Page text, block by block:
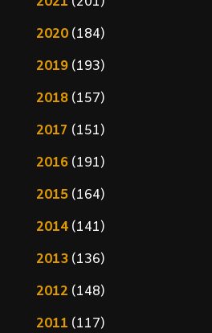
2020(184)
2019(193)
2018(157)
2017 (151)
2016(191)
2015(164)
2014(141)
2013(136)
2012 (148)
2011 (117)